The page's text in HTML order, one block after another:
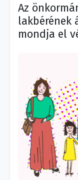
Az
lakbérének
mondja el